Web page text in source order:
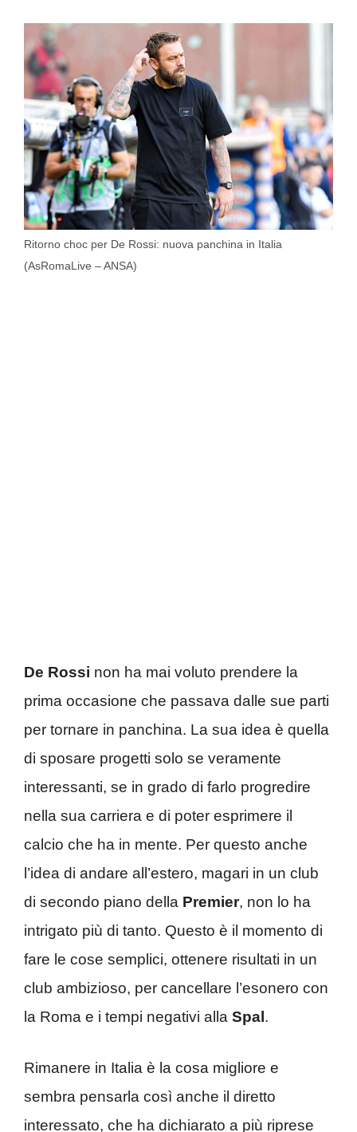
Ritorno choc per De Rossi: nuova panchina in Italia
(AsRomaLive – ANSA)
De Rossi non ha mai voluto prendere la
prima occasione che passava dalle sue parti
per tornare in panchina. La sua idea è quella
di sposare progetti solo se veramente
interessanti, se in grado di farlo progredire
nella sua carriera e di poter esprimere il
calcio che ha in mente. Per questo anche
l’idea di andare all’estero, magari in un club
di secondo piano della Premier, non lo ha
intrigato più di tanto. Questo è il momento di
fare le cose semplici, ottenere risultati in un
club ambizioso, per cancellare l’esonero con
la Roma e i tempi negativi alla Spal.
Rimanere in Italia è la cosa migliore e
sembra pensarla così anche il diretto
interessato, che ha dichiarato a più riprese